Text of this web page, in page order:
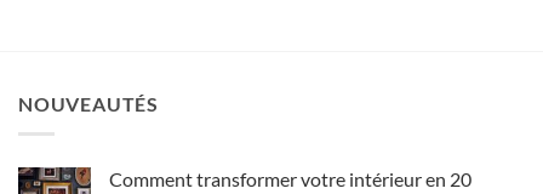
NOUVEAUTÉS
Comment transformer votre intérieur en 20